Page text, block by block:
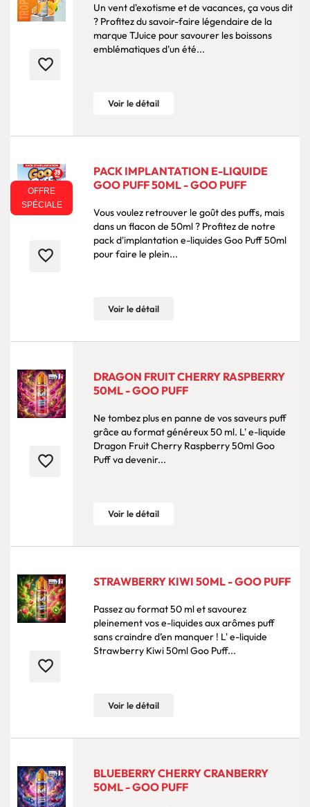
favorite_border
Un vent d'exotisme et de vacances, ça vous dit
? Profitez du savoir-faire légendaire de la
marque TJuice pour savourer les boissons
emblématiques d'un été...
Voir le détail
OFFRE
SPÉCIALE
favorite_border
PACK IMPLANTATION E-LIQUIDE
GOO PUFF 50ML - GOO PUFF
Vous voulez retrouver le goût des puffs, mais
dans un flacon de 50ml ? Profitez de notre
pack d'implantation e-liquides Goo Puff 50ml
pour faire le plein...
Voir le détail
favorite_border
DRAGON FRUIT CHERRY RASPBERRY
50ML - GOO PUFF
Ne tombez plus en panne de vos saveurs puff
grâce au format généreux 50 ml. L' e-liquide
Dragon Fruit Cherry Raspberry 50ml Goo
Puff va devenir...
Voir le détail
favorite_border
STRAWBERRY KIWI 50ML - GOO PUFF
Passez au format 50 ml et savourez
pleinement vos e-liquides aux arômes puff
sans craindre d’en manquer ! L' e-liquide
Strawberry Kiwi 50ml Goo Puff...
Voir le détail
BLUEBERRY CHERRY CRANBERRY
50ML - GOO PUFF